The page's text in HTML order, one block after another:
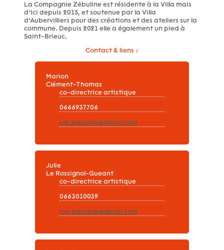
La Compagnie Zébuline est résidente à la Villa mais
d’Ici depuis 2015, et soutenue par la Villa
d’Aubervilliers pour des créations et des ateliers sur la
commune. Depuis 2021 elle a également un pied à
Saint-Brieuc.
Contact & liens :
Marion
Clément-Thomas
co-directrice artistique
0666937706
cie.zebuline@gmail.com
Julie
Le Rossignol-Gueant
co-directrice artistique
0663010039
cie.zebuline@gmail.com